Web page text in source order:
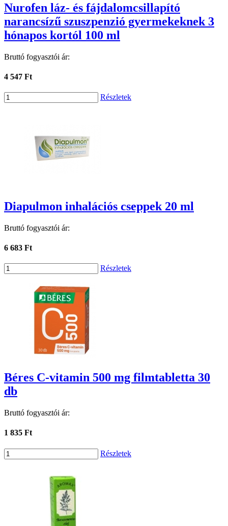
Nurofen láz- és fájdalomcsillapító
narancsízű szuszpenzió gyermekeknek 3
hónapos kortól 100 ml
Bruttó fogyasztói ár:
4 547 Ft
Részletek
Diapulmon inhalációs cseppek 20 ml
Bruttó fogyasztói ár:
6 683 Ft
Részletek
Béres C-vitamin 500 mg filmtabletta 30
db
Bruttó fogyasztói ár:
1 835 Ft
Részletek